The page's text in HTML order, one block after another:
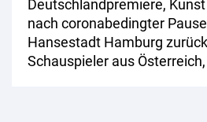
Deutschlandpremiere,
nach coronabedingter
Hansestadt Hamburg
Schauspieler aus